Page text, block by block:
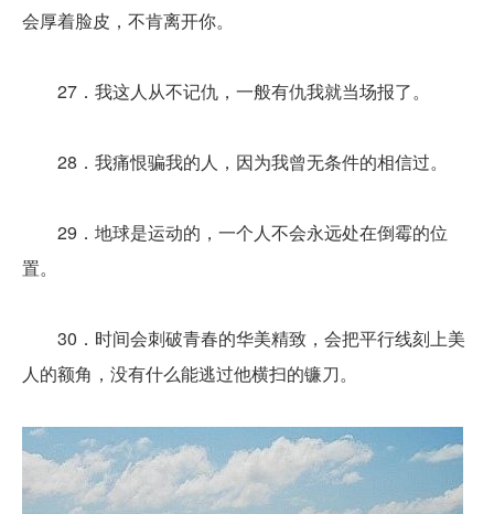
会厚着脸皮，不肯离开你。
27．我这人从不记仇，一般有仇我就当场报了。
28．我痛恨骗我的人，因为我曾无条件的相信过。
29．地球是运动的，一个人不会永远处在倒霉的位
置。
30．时间会刺破青春的华美精致，会把平行线刻上美
人的额角，没有什么能逃过他横扫的镰刀。